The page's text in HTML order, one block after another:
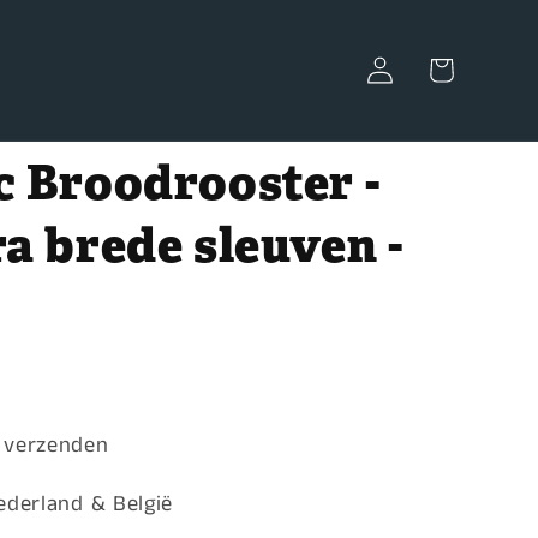
InloggenWinkelwagen
Broodrooster -
brede sleuven -
& België